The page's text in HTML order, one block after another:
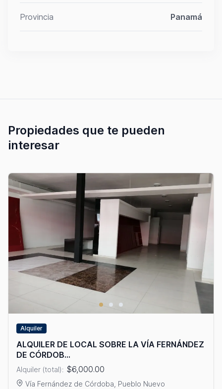
Provincia Panamá
Propiedades que te pueden
interesar
Alquiler
ALQUILER DE LOCAL SOBRE LA VÍA FERNÁNDEZ
DE CÓRDOB...
Alquiler (total): $6,000.00
Vía Fernández de Córdoba, Pueblo Nuevo